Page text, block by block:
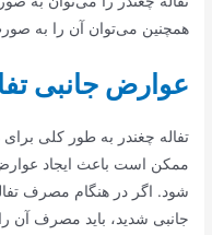
همچنین می‌توان آن را به
عوارض جانبی
تفاله چغندر به طور کلی
ممکن است باعث ایجاد عوارض
شود. اگر در هنگام مصرف
جانبی شدید، باید مصرف آن